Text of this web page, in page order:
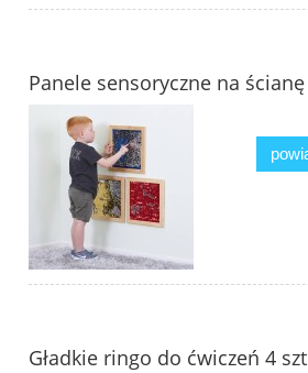
Panele sensoryczne na ścianę
Gładkie ringo do ćwiczeń 4